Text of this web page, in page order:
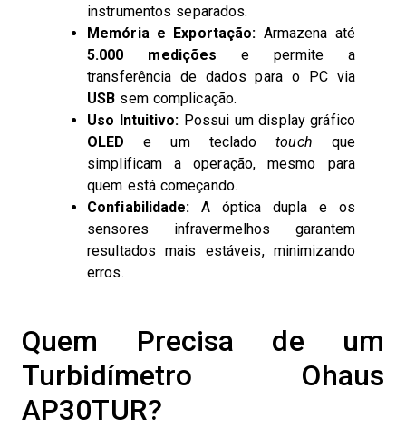
instrumentos separados.
Memória e Exportação: Armazena até
5.000 medições e permite a
transferência de dados para o PC via
USB sem complicação.
Uso Intuitivo: Possui um display gráfico
OLED e um tecladotouch que
simplificam a operação, mesmo para
quem está começando.
Confiabilidade: A óptica dupla e os
sensores infravermelhos garantem
resultados mais estáveis, minimizando
erros.
Quem Precisa de um
Turbidímetro Ohaus
AP30TUR?